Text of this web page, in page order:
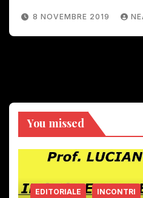
8 NOVEMBRE 2019
You missed
EDITORIALE INCONTRI